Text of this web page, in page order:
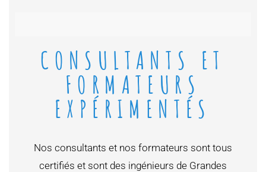
CONSULTANTS ET
FORMATEURS
EXPÉRIMENTÉS
Nos consultants et nos formateurs sont tous
certifiés et sont des ingénieurs de Grandes